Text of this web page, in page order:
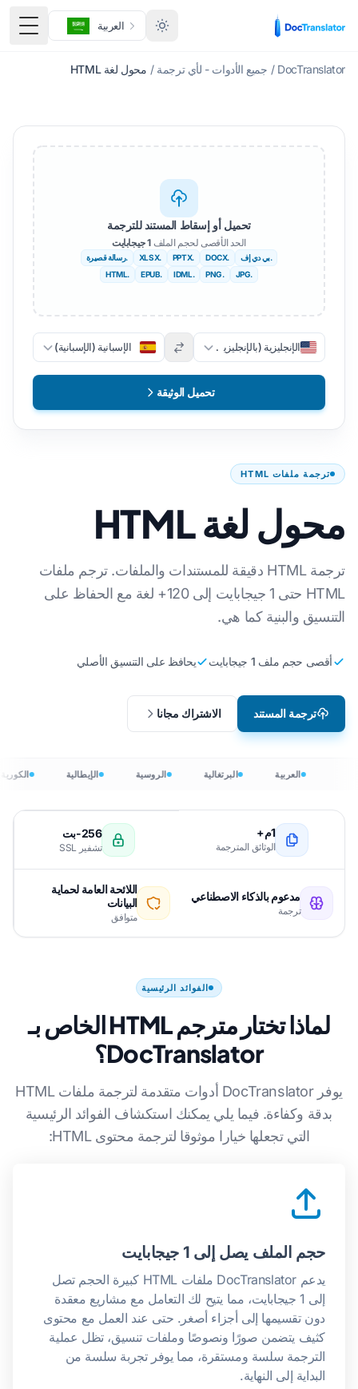
العربية
قائمة
DocTranslator
/ جميع الأدوات - لأي ترجمة / محول لغة HTML
ترجمة ملفات HTML
محول لغة HTML
ترجمة HTML دقيقة للمستندات والملفات. ترجم ملفات
HTML حتى 1 جيجابايت إلى 120+ لغة مع الحفاظ على
التنسيق والبنية كما هي.
أقصى حجم ملف 1 جيجابايت يحافظ على التنسيق الأصلي
ترجمة المستند الاشتراك مجانا
تحميل أو إسقاط المستند للترجمة
الحد الأقصى لحجم الملف 1 جيجابايت
.بي دي إف .DOCX
.PPTX
.XLSX
.رسالة قصيرة
.JPG
.PNG
.IDML
.EPUB
.HTML
الإنجليزية (بالإنجليزية) الإسبانية (الإسبانية)
تحميل الوثيقة
العربية البرتغالية الروسية الإيطالية
1م+
الوثائق المترجمة
256-بت
تشفير SSL
مدعوم بالذكاء الاصطناعي
ترجمة
اللائحة العامة لحماية
البيانات
متوافق
الفوائد الرئيسية
لماذا تختار مترجم HTML الخاص بـ
DocTranslator؟
يوفر DocTranslator أدوات متقدمة لترجمة ملفات HTML
بدقة وكفاءة. فيما يلي يمكنك استكشاف الفوائد الرئيسية
التي تجعلها خيارا موثوقا لترجمة محتوى HTML:
حجم الملف يصل إلى 1 جيجابايت
يدعم DocTranslator ملفات HTML كبيرة الحجم تصل
إلى 1 جيجابايت، مما يتيح لك التعامل مع مشاريع معقدة
دون تقسيمها إلى أجزاء أصغر. حتى عند العمل مع محتوى
كثيف يتضمن صورًا ونصوصًا وملفات تنسيق، تظل عملية
الترجمة سلسة ومستقرة، مما يوفر تجربة سلسة من
البداية إلى النهاية.